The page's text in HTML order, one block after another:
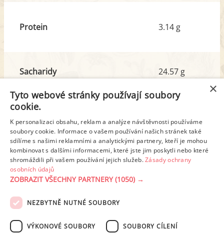
Protein 3.14 g
Sacharidy
z toho cukr
24.57 g
7.91 g
Tuk
z toho nas. mastné kyseliny
9.61 g
5.76 g
Detailní rozpis
PODMÍNKY UŽITÍ ZÁSADY OCHRANY OSOBNÍCH ÚDAJŮ
NASTAVENÍ COOKIES
×
Tyto webové stránky používají soubory
cookie.
K personalizaci obsahu, reklam a analýze návštěvnosti používáme
soubory cookie. Informace o vašem používání našich stránek také
sdílíme s našimi reklamními a analytickými partnery, kteří je mohou
kombinovat s dalšími informacemi, které jste jim poskytli nebo které
shromáždili při vašem používání jejich služeb.Zásady ochrany
osobních údajů
ZOBRAZIT VŠECHNY PARTNERY(1050) →
NEZBYTNĚ NUTNÉ SOUBORY
VÝKONOVÉ SOUBORY SOUBORY CÍLENÍ